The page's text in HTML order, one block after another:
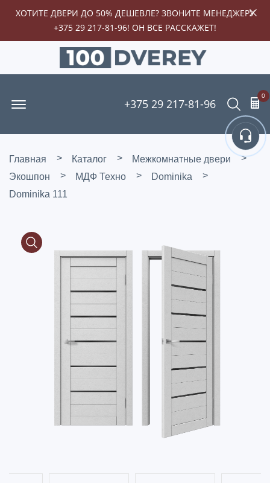
ХОТИТЕ ДВЕРИ ДО 50% ДЕШЕВЛЕ? ЗВОНИТЕ МЕНЕДЖЕРУ
+375 29 217-81-96! ОН ВСЕ РАССКАЖЕТ!
+375 29 217-81-96 Поиск
0
Главная Каталог
Межкомнатные двери
Экошпон
МДФ Техно
Dominika
Dominika 111
Media Gallery